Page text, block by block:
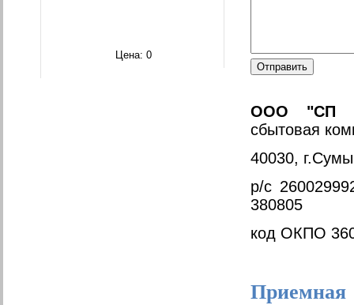
Цена: 0
ООО "СП
сбытовая
40030,
р/с
380805
код ОКПО
Приемная